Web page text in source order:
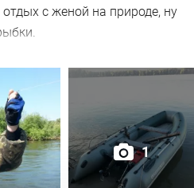
с женой на природе, ну
"заломной". Сказать
чего не сказать. Но и
зарыбленный. Эхолот
стай рыб, да ее и так
там. Причем рыба видимо
практически не
1